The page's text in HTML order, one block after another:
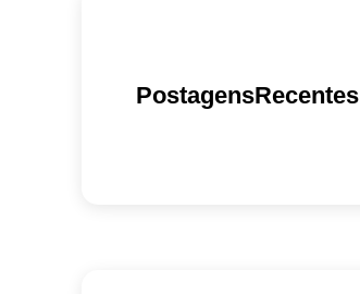
PostagensRecentes